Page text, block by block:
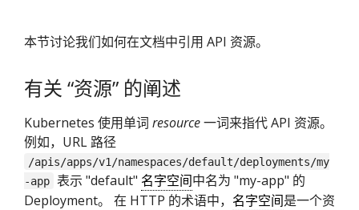
本节讨论我们如何在文档中引用 API 资源。
有关 “资源” 的阐述
Kubernetes 使用单词 resource一词来指代 API 资源。
例如，URL 路径
/apis/apps/v1/namespaces/default/deployments/my
-app 表示 "default" 名字空间中名为 "my-app" 的
Deployment。 在 HTTP 的术语中， 名字空间是一个资